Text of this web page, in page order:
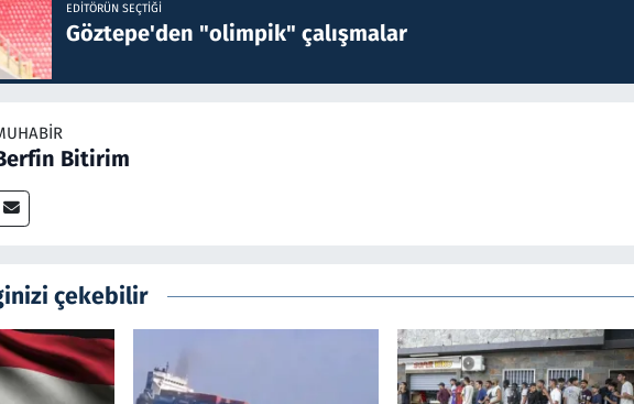
EDITÖRÜN SEÇTIĞI
Göztepe'den "olimpik" çalışmalar
Bitirim
çekebilir